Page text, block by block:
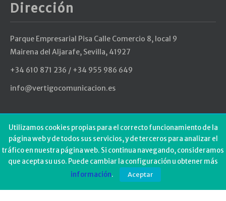
Dirección
Parque Empresarial Pisa Calle Comercio 8, local 9
Mairena del Aljarafe, Sevilla, 41927
+34 610 871 236 / +34 955 986 649
info@vertigocomunicacion.es
Últimos Tweets
Could not authenticate you.
Utilizamos cookies propias para el correcto funcionamiento de la
página web y de todos sus servicios, y de terceros para analizar el
tráfico en nuestra página web. Si continua navegando, consideramos
que acepta su uso. Puede cambiar la configuración u obtener más
información. Aceptar